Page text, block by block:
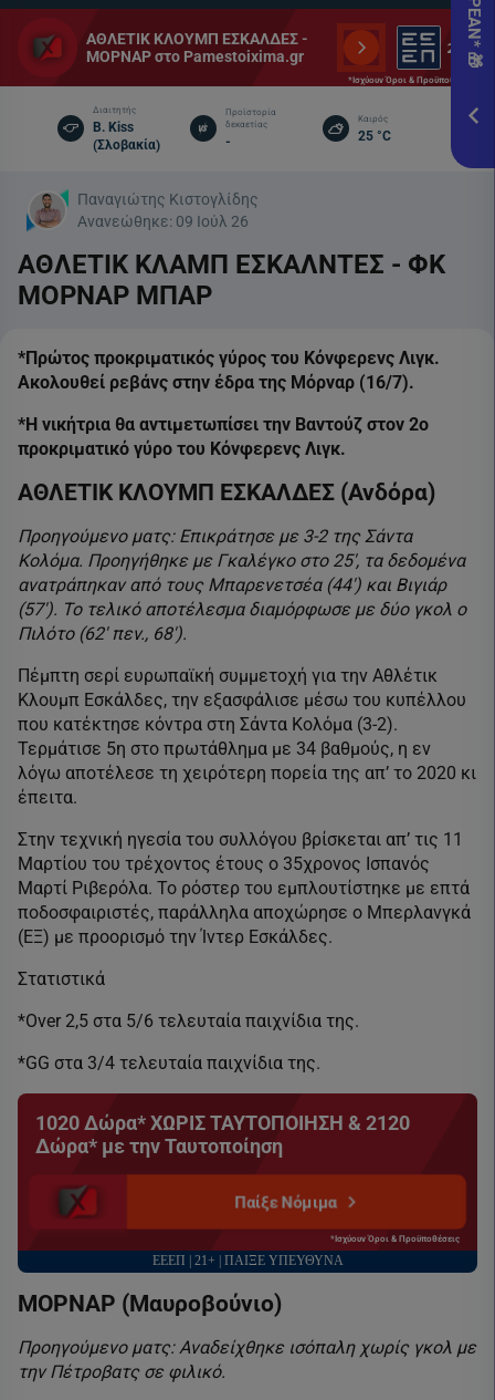
ΑΘΛΕΤΙΚ ΚΛΟΥΜΠ ΕΣΚΑΛΔΕΣ -
ΜΟΡΝΑΡ στο Pamestoixima.gr
*Ισχύουν Όροι & Προϋποθέσεις
Διαιτητής
B. Kiss
(Σλοβακία)
Προϊστορία
δεκαετίας
-
Καιρός
25 °C
Παναγιώτης Κιστογλίδης
Ανανεώθηκε: 09 Ιούλ 26
ΑΘΛΕΤΙΚ ΚΛΑΜΠ ΕΣΚΑΛΝΤΕΣ - ΦΚ
ΜΟΡΝΑΡ ΜΠΑΡ
*Πρώτος προκριματικός γύρος του Κόνφερενς Λιγκ.
Ακολουθεί ρεβάνς στην έδρα της Μόρναρ (16/7).
*Η νικήτρια θα αντιμετωπίσει την Βαντούζ στον 2ο
προκριματικό γύρο του Κόνφερενς Λιγκ.
ΑΘΛΕΤΙΚ ΚΛΟΥΜΠ ΕΣΚΑΛΔΕΣ (Ανδόρα)
Προηγούμενο ματς: Επικράτησε με 3-2 της Σάντα
Κολόμα. Προηγήθηκε με Γκαλέγκο στο 25′, τα δεδομένα
ανατράπηκαν από τους Μπαρενετσέα (44′) και Βιγιάρ
(57′). Το τελικό αποτέλεσμα διαμόρφωσε με δύο γκολ ο
Πιλότο (62′ πεν., 68′).
Πέμπτη σερί ευρωπαϊκή συμμετοχή για την Αθλέτικ
Κλουμπ Εσκάλδες, την εξασφάλισε μέσω του κυπέλλου
που κατέκτησε κόντρα στη Σάντα Κολόμα (3-2).
Τερμάτισε 5η στο πρωτάθλημα με 34 βαθμούς, η εν
λόγω αποτέλεσε τη χειρότερη πορεία της απ’ το 2020 κι
έπειτα.
Στην τεχνική ηγεσία του συλλόγου βρίσκεται απ’ τις 11
Μαρτίου του τρέχοντος έτους ο 35χρονος Ισπανός
Μαρτί Ριβερόλα. Το ρόστερ του εμπλουτίστηκε με επτά
ποδοσφαιριστές, παράλληλα αποχώρησε ο Μπερλανγκά
(ΕΞ) με προορισμό την Ίντερ Εσκάλδες.
Στατιστικά
*Over 2,5 στα 5/6 τελευταία παιχνίδια της.
*GG στα 3/4 τελευταία παιχνίδια της.
1020 Δώρα* ΧΩΡΙΣ ΤΑΥΤΟΠΟΙΗΣΗ & 2120
Δώρα* με την Ταυτοποίηση
Παίξε Νόμιμα
*Ισχύουν Όροι & Προϋποθέσεις
ΕΕΕΠ | 21+ | ΠΑΙΞΕ ΥΠΕΥΘΥΝΑ
ΜΟΡΝΑΡ (Μαυροβούνιο)
Προηγούμενο ματς: Αναδείχθηκε ισόπαλη χωρίς γκολ με
την Πέτροβατς σε φιλικό.
εδώ!